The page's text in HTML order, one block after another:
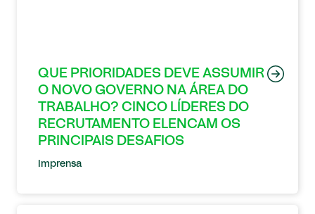
QUE PRIORIDADES DEVE ASSUMIR
O NOVO GOVERNO NA ÁREA DO
TRABALHO? CINCO LÍDERES DO
RECRUTAMENTO ELENCAM OS
PRINCIPAIS DESAFIOS
Imprensa